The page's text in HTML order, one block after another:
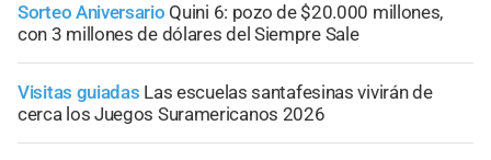
Sorteo Aniversario Quini 6: pozo de $20.000 millones,
con 3 millones de dólares del Siempre Sale
Visitas guiadas Las escuelas santafesinas vivirán de
cerca los Juegos Suramericanos 2026